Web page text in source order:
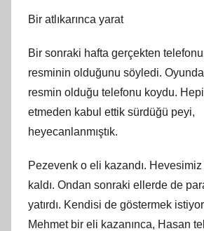
Bir atlıkarınca yarat
Bir sonraki hafta gerçekten
resminin olduğunu söyledi.
resmin olduğu telefonu koydu.
etmeden kabul ettik sürdüğü peyi,
heyecanlanmıştık.
Pezevenk o eli kazandı. Hevesimiz
kaldı. Ondan sonraki ellerde de
yatırdı. Kendisi de göstermek
Mehmet bir eli kazanınca, Hasan